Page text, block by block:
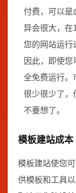
付费，可以是
异会很大，在
您的网站运行
因此，即使
全免费运行。
很少很少了，
不要想了。
模板建站成本
模板建站使您
供模板和工具